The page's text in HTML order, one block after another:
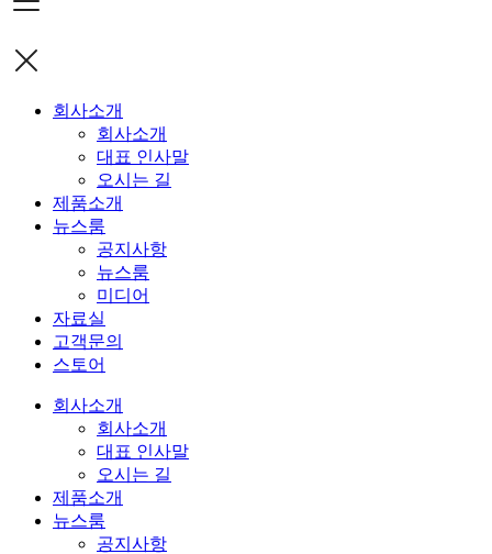
회사소개
회사소개
대표 인사말
오시는 길
제품소개
뉴스룸
공지사항
뉴스룸
미디어
자료실
고객문의
스토어
회사소개
회사소개
대표 인사말
오시는 길
제품소개
뉴스룸
공지사항